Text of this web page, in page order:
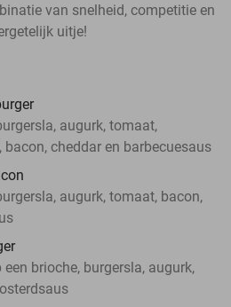
van snelheid, competitie en
uitje!
augurk, tomaat,
bacon, cheddar en barbecuesaus
augurk, tomaat, bacon,
brioche, burgersla, augurk,